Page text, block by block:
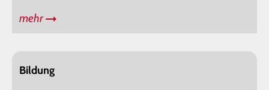
mehr
Bildung